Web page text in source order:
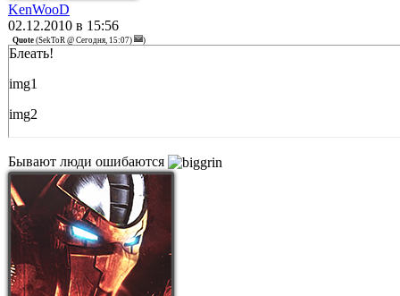
KenWooD
02.12.2010 в 15:56
Quote (SekToR @ Сегодня, 15:07) )
Блеать!
img1
img2
Бывают люди ошибаются